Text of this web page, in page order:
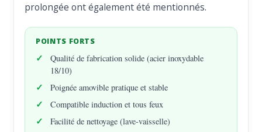
prolongée ont également été mentionnés.
POINTS FORTS
Qualité de fabrication solide (acier inoxydable
18/10)
Poignée amovible pratique et stable
Compatible induction et tous feux
Facilité de nettoyage (lave-vaisselle)